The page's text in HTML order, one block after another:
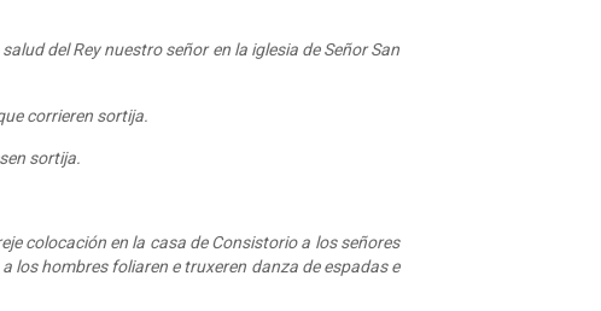
del Rey nuestro señor en la iglesia de Señor San
corrieren sortija.
sortija.
colocación en la casa de Consistorio a los señores
los hombres foliaren e truxeren danza de espadas e